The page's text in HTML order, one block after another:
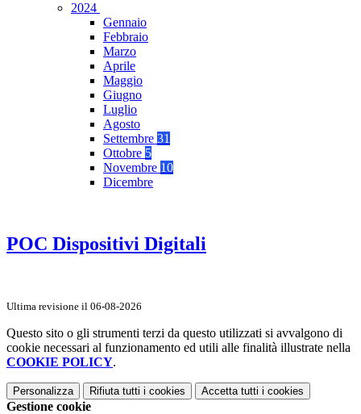
2024
Gennaio
Febbraio
Marzo
Aprile
Maggio
Giugno
Luglio
Agosto
Settembre 31
Ottobre 5
Novembre 10
Dicembre
POC Dispositivi Digitali
Ultima revisione il 06-08-2026
Questo sito o gli strumenti terzi da questo utilizzati si avvalgono di
cookie necessari al funzionamento ed utili alle finalità illustrate nella
COOKIE POLICY.
Personalizza Rifiuta tutti i cookies Accetta tutti i cookies
Gestione cookie